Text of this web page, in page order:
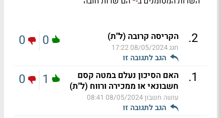
2
. הקריסה קרובה (ל"ת)
חגג08/05/2024 17:22
הגב לתגובה זו
0
0
1
.
האם הסיכון נעלם במטה קסם
חשבונאי או ממכירה ורווח (ל"ת)
עושה חשבון08/05/2024 08:41
הגב לתגובה זו
1
0